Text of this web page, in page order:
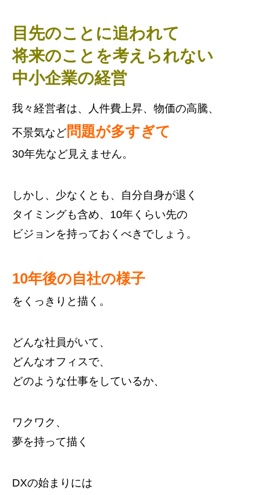
目先のことに追われて
将来のことを考えられない
中小企業の経営
我々経営者は、人件費上昇、物価の高騰、
不景気など 問題が多すぎて
30年先など見えません。
しかし、少なくとも、自分自身が退く
タイミングも含め、10年くらい先の
ビジョンを持っておくべきでしょう。
10年後の自社の様子
をくっきりと描く。
どんな社員がいて、
どんなオフィスで、
どのような仕事をしているか、
ワクワク、
夢を持って描く
DXの始まりには